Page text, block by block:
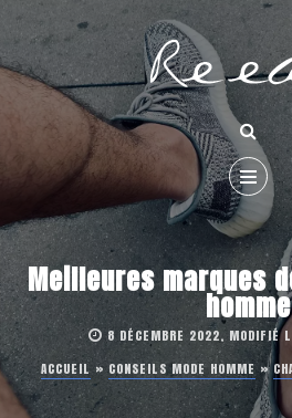
Meilleures marques
homme
8 DÉCEMBRE 2022, MODIFIÉ
ACCUEIL »CONSEILS MODE HOMME»